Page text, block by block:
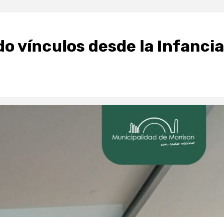
vínculos desde la Infancia